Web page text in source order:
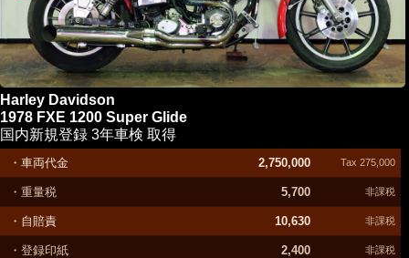
Harley Davidson
1978 FXE 1200 Super Glide
国内新規登録 3年車検 取得
・車両代金 2,750,000 Tax 275,000
・重量税 5,700 非課税
・自賠責 10,630 非課税
・登録印紙 2,400 非課税